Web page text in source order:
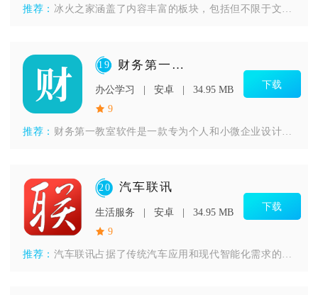
推荐： 冰火之家涵盖了内容丰富的板块，包括但不限于文学创作、历史解读
19 财务第一教室
办公学习 安卓
34.95 MB
9
下载
推荐： 财务第一教室软件是一款专为个人和小微企业设计的财务管理应用。
20 汽车联讯
生活服务 安卓
34.95 MB
9
下载
推荐：汽车联讯占据了传统汽车应用和现代智能化需求的交汇点，能够让车